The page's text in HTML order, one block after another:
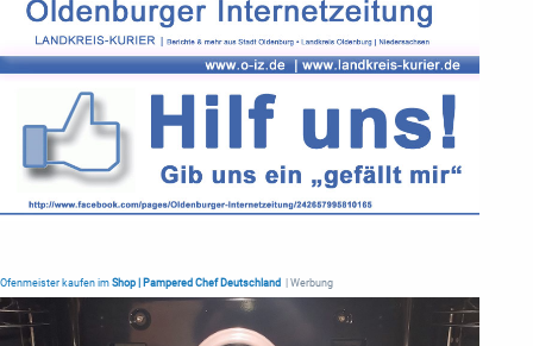
Ofenmeister kaufen im Shop | Pampered Chef Deutschland | Werbung